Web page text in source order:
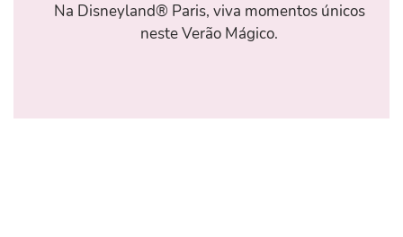
Na Disneyland® Paris, viva momentos únicos
neste Verão Mágico.